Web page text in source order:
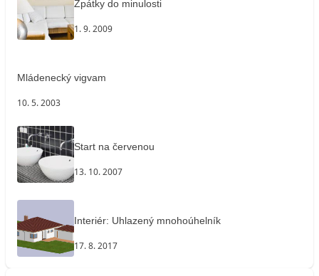
Zpátky do minulosti
1. 9. 2009
Mládenecký vigvam
10. 5. 2003
Start na červenou
13. 10. 2007
Interiér: Uhlazený mnohoúhelník
17. 8. 2017